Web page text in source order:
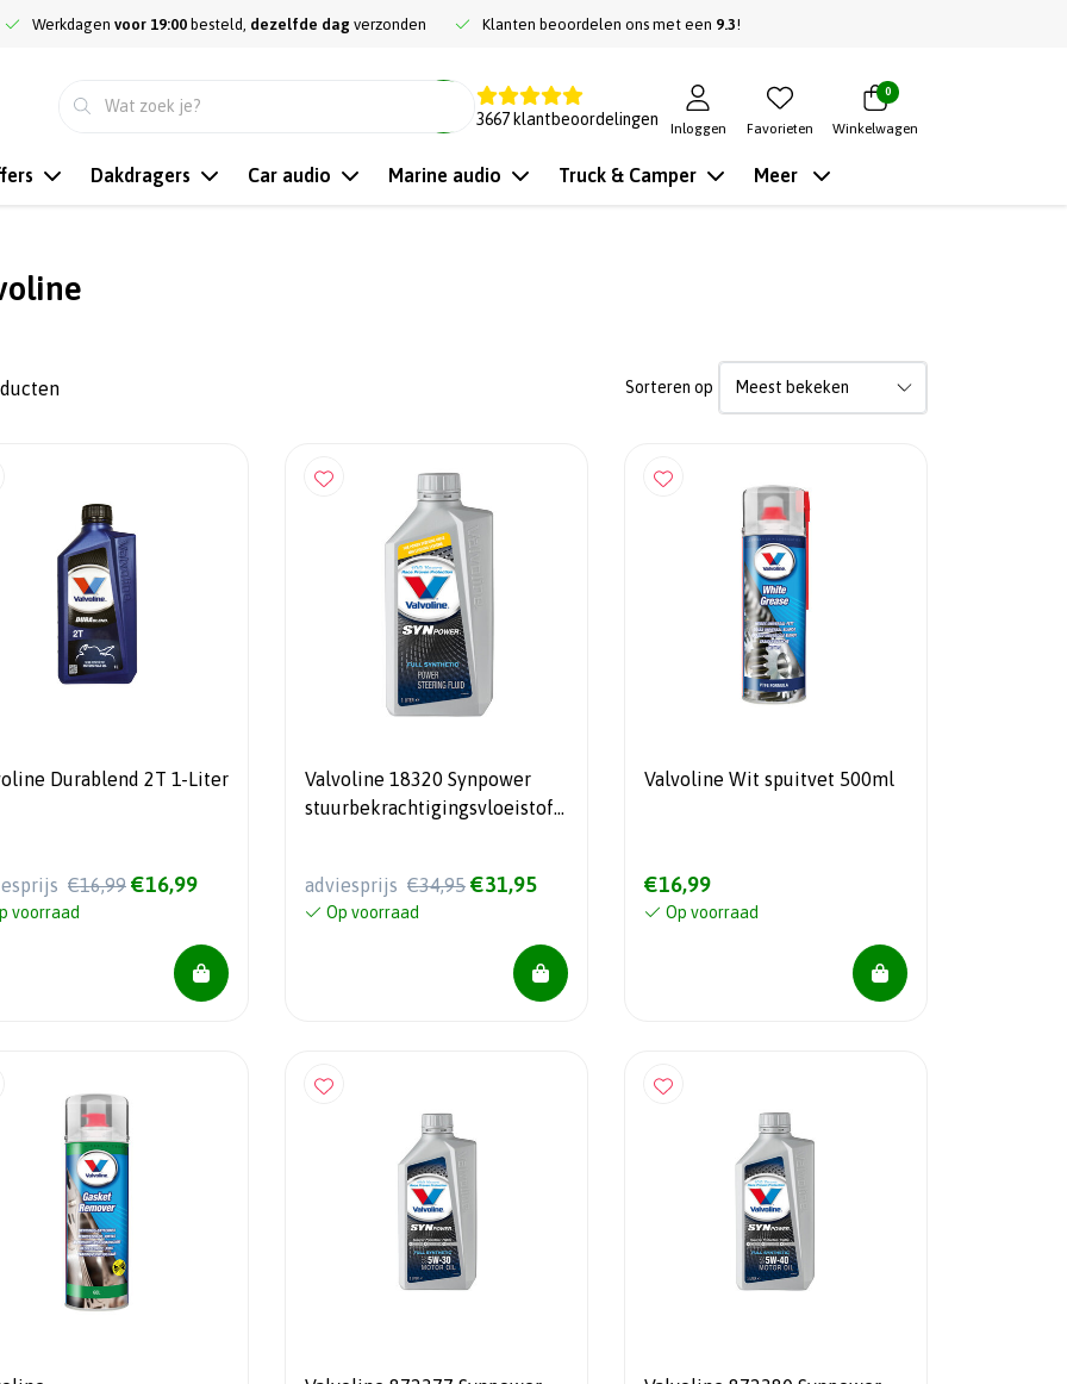
Werkdagen voor 19:00 besteld, dezelfde dag verzonden Klanten beoordelen ons met een 9.3!
3667 klantbeoordelingen
Inloggen Favorieten
0
Winkelwagen
Dakdragers Car audio Marine audio Truck & Camper Meer
Sorteren op
Durablend 2T 1-Liter
€16,99 €16,99
voorraad
Valvoline 18320 Synpower
stuurbekrachtigingsvloeistof
adviesprijs €34,95 €31,95
Op voorraad
Valvoline Wit spuitvet 500ml
€16,99
Op voorraad